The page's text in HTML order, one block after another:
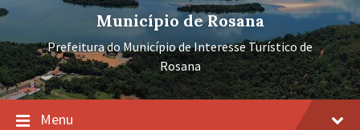
Município de Rosana
Prefeitura do Município de Interesse Turístico de
Rosana
Menu